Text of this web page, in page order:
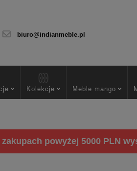
biuro@indianmeble.pl
Kolekcje Meble mango
powyżej 5000 PLN